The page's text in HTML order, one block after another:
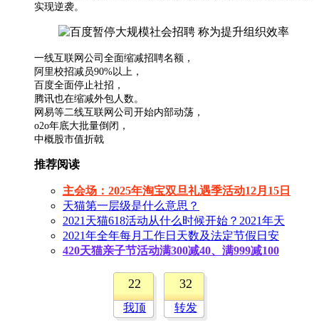
实现逆袭。
一线互联网公司全面缩减招聘名额，
阿里校招减员90%以上，
百度全面停止社招，
腾讯也在缩减外包人数。
网易等二线互联网公司开始内部动荡，
o2o年底大批量倒闭，
中概股市值折戟
推荐阅读
主会场：2025年淘宝双旦礼遇季活动12月15日
天猫第一层级是什么意思？
2021天猫618活动从什么时候开始？2021年天
2021年全年每月工作日天数及法定节假日安
420天猫亲子节活动满300减40、满999减100
22
我顶
32
转发